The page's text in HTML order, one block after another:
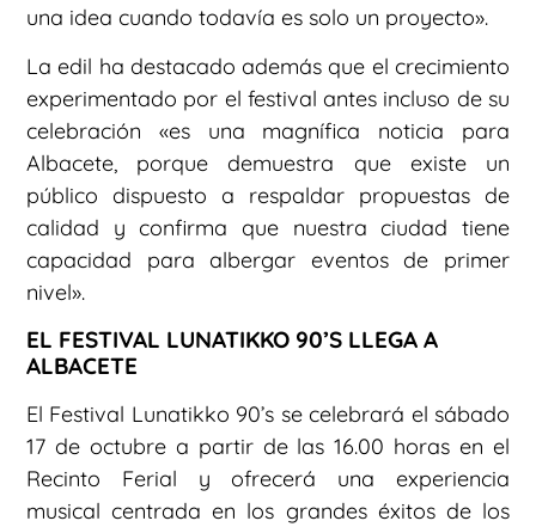
una idea cuando todavía es solo un proyecto».
La edil ha destacado además que el crecimiento
experimentado por el festival antes incluso de su
celebración «es una magnífica noticia para
Albacete, porque demuestra que existe un
público dispuesto a respaldar propuestas de
calidad y confirma que nuestra ciudad tiene
capacidad para albergar eventos de primer
nivel».
EL FESTIVAL LUNATIKKO 90’S LLEGA A
ALBACETE
El Festival Lunatikko 90’s se celebrará el sábado
17 de octubre a partir de las 16.00 horas en el
Recinto Ferial y ofrecerá una experiencia
musical centrada en los grandes éxitos de los